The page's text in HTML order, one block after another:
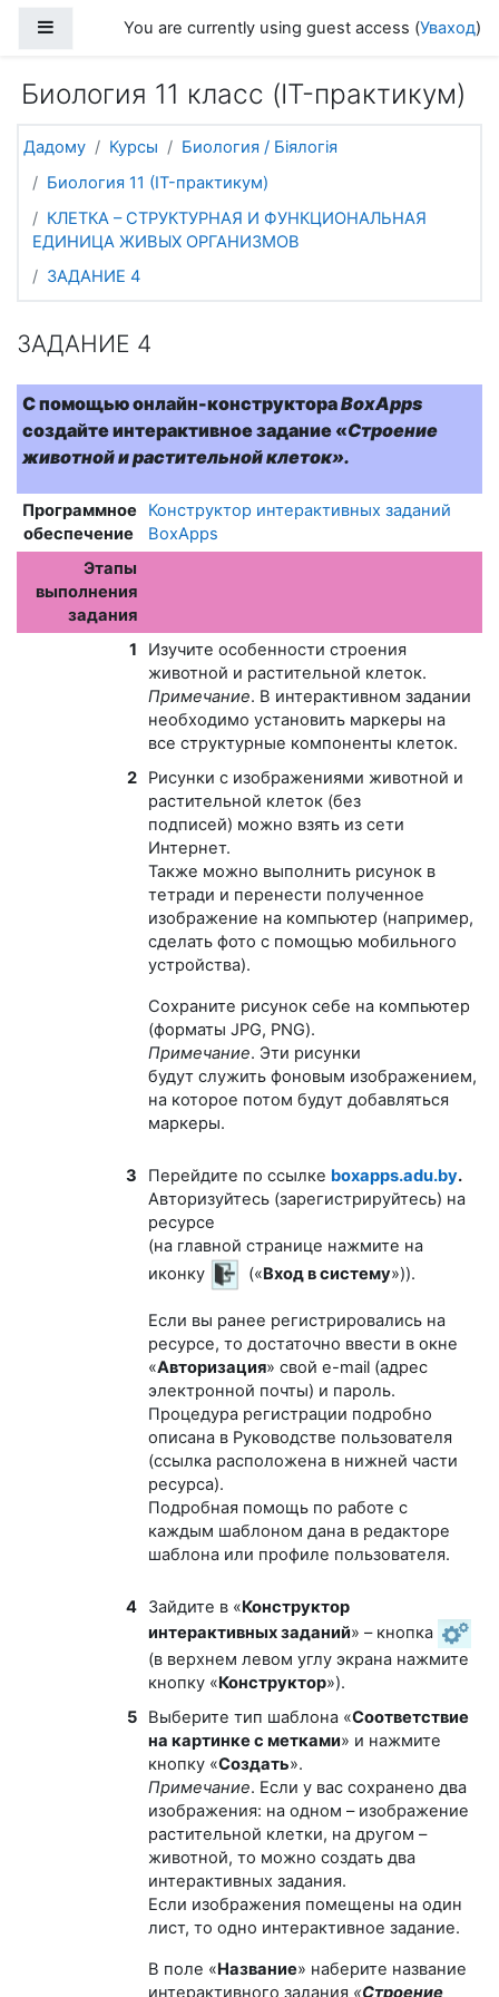
Side panelYou are currently using guest access (Уваход)
Биология 11 класс (IT-практикум)
Дадому Курсы
Биология / Біялогія
Биология 11 (IT-практикум)
КЛЕТКА – СТРУКТУРНАЯ И ФУНКЦИОНАЛЬНАЯ
ЕДИНИЦА ЖИВЫХ ОРГАНИЗМОВ
ЗАДАНИЕ 4
ЗАДАНИЕ 4
С помощью онлайн-конструктораBoxApps
создайте интерактивное задание «Строение
животной и растительной клеток».
Программное
обеспечение
Конструктор интерактивных заданий
BoxApps
Этапы
выполнения
задания
1
Изучите особенности строения
животной и растительной клеток.
Примечание. В интерактивном задании
необходимо установить маркеры на
все структурные компоненты клеток.
2
Рисунки с изображениями животной и
растительной клеток (без
подписей) можно взять из сети
Интернет.
Также можно выполнить рисунок в
тетради и перенести полученное
изображение на компьютер (например,
сделать фото с помощью мобильного
устройства).
Сохраните рисунок себе на компьютер
(форматы JPG, PNG).
Примечание. Эти рисунки
будут служить фоновым изображением,
на которое потом будут добавляться
маркеры.
3 Перейдите по ссылке boxapps.adu.by.
Авторизуйтесь (зарегистрируйтесь) на
ресурсе
(на главной странице нажмите на
иконку
(«Вход в систему»)).
Если вы ранее регистрировались на
ресурсе, то достаточно ввести в окне
«Авторизация» свой e-mail (адрес
электронной почты) и пароль.
Процедура регистрации подробно
описана в Руководстве пользователя
(ссылка расположена в нижней части
ресурса).
Подробная помощь по работе с
каждым шаблоном дана в редакторе
шаблона или профиле пользователя.
4 Зайдите в «Конструктор
интерактивных заданий» – кнопка
(в верхнем левом углу экрана нажмите
кнопку «Конструктор»).
5
Выберите тип шаблона «Соответствие
на картинке с метками» и нажмите
кнопку «Создать».
Примечание. Если у вас сохранено два
изображения: на одном – изображение
растительной клетки, на другом ­–
животной, то можно создать два
интерактивных задания.
Если изображения помещены на один
лист, то одно интерактивное задание. ­
В поле «Название» наберите название
интерактивного задания «Строение